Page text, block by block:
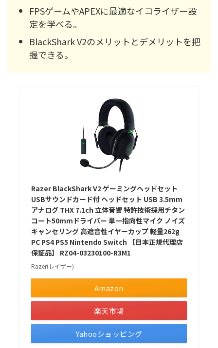
FPSゲームやAPEXに最適なイコライザー設
定を学べる。
BlackShark V2のメリットとデメリットを把
握できる。
Razer BlackShark V2 ゲーミングヘッドセット
USBサウンドカード付 ヘッドセット USB 3.5mm
アナログ THX 7.1ch 立体音響 特許技術採用チタン
コート50mmドライバー 単一指向性マイク ノイズ
キャンセリング 高遮音性イヤーカップ 軽量262g
PC PS4 PS5 Nintendo Switch 【日本正規代理店
保証品】 RZ04-03230100-R3M1
Razer(レイザー)
Amazon
楽天市場
Yahooショッピング